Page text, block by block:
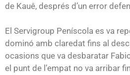
de Kauê, després d’un error
El Servigroup Peníscola es va
dominó amb claredat fins al
ocasions que va desbaratar
el punt de l’empat no va arribar